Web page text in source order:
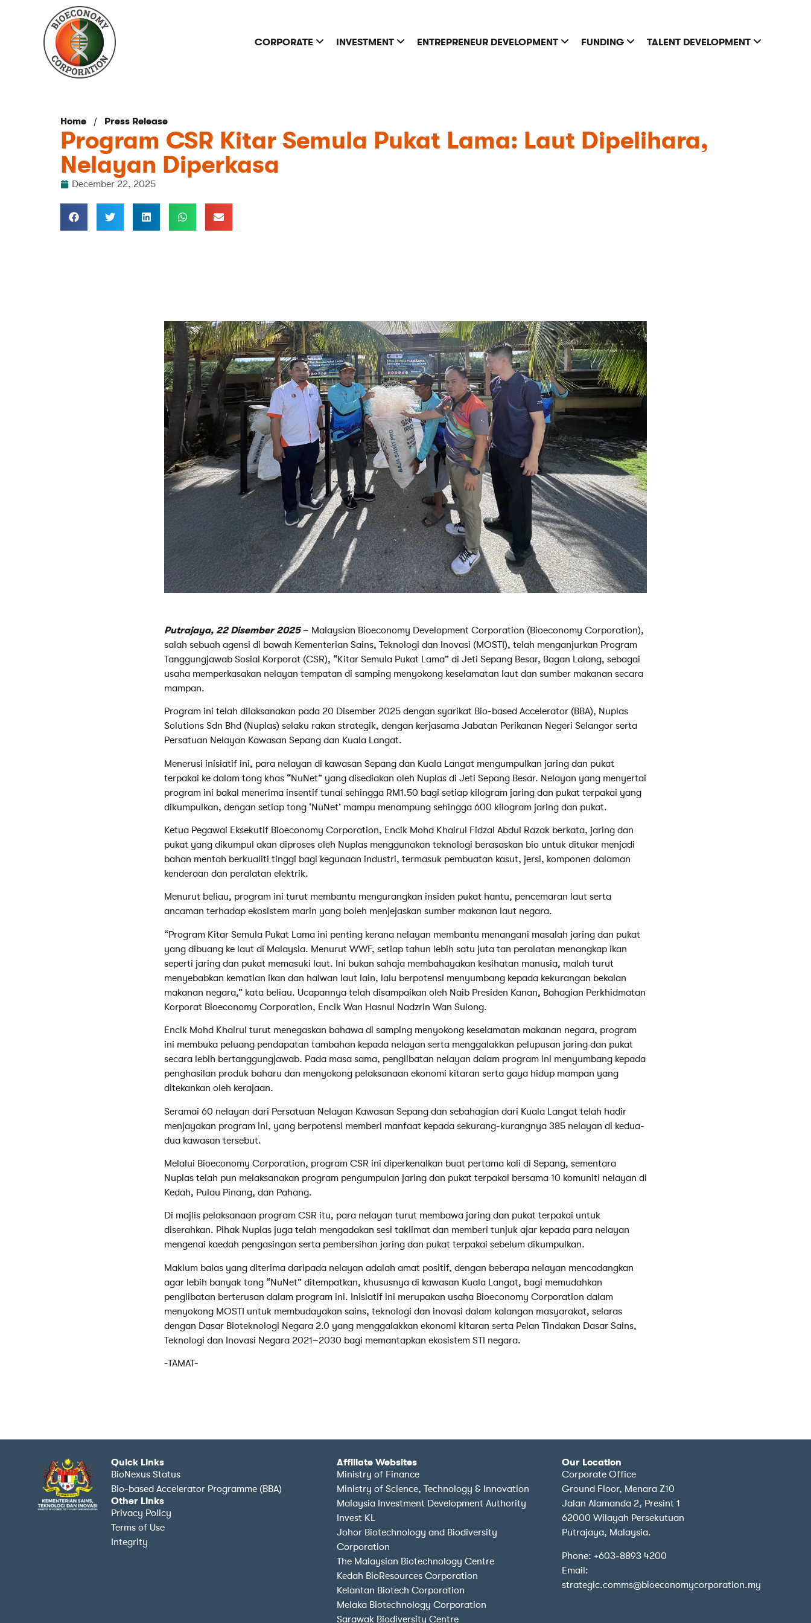
CORPORATE INVESTMENT ENTREPRENEUR DEVELOPMENT FUNDING TALENT DEVELOPMENT
Home / Press Release
Program CSR Kitar Semula Pukat Lama: Laut Dipelihara,
Nelayan Diperkasa
December 22, 2025
Putrajaya, 22 Disember 2025– Malaysian Bioeconomy Development Corporation (Bioeconomy Corporation),
salah sebuah agensi di bawah Kementerian Sains, Teknologi dan Inovasi (MOSTI), telah menganjurkan Program
Tanggungjawab Sosial Korporat (CSR), “Kitar Semula Pukat Lama” di Jeti Sepang Besar, Bagan Lalang, sebagai
usaha memperkasakan nelayan tempatan di samping menyokong keselamatan laut dan sumber makanan secara
mampan.
Program ini telah dilaksanakan pada 20 Disember 2025 dengan syarikat Bio-based Accelerator (BBA), Nuplas
Solutions Sdn Bhd (Nuplas) selaku rakan strategik, dengan kerjasama Jabatan Perikanan Negeri Selangor serta
Persatuan Nelayan Kawasan Sepang dan Kuala Langat.
Menerusi inisiatif ini, para nelayan di kawasan Sepang dan Kuala Langat mengumpulkan jaring dan pukat
terpakai ke dalam tong khas “NuNet” yang disediakan oleh Nuplas di Jeti Sepang Besar. Nelayan yang menyertai
program ini bakal menerima insentif tunai sehingga RM1.50 bagi setiap kilogram jaring dan pukat terpakai yang
dikumpulkan, dengan setiap tong ‘NuNet’ mampu menampung sehingga 600 kilogram jaring dan pukat.
Ketua Pegawai Eksekutif Bioeconomy Corporation, Encik Mohd Khairul Fidzal Abdul Razak berkata, jaring dan
pukat yang dikumpul akan diproses oleh Nuplas menggunakan teknologi berasaskan bio untuk ditukar menjadi
bahan mentah berkualiti tinggi bagi kegunaan industri, termasuk pembuatan kasut, jersi, komponen dalaman
kenderaan dan peralatan elektrik.
Menurut beliau, program ini turut membantu mengurangkan insiden pukat hantu, pencemaran laut serta
ancaman terhadap ekosistem marin yang boleh menjejaskan sumber makanan laut negara.
“Program Kitar Semula Pukat Lama ini penting kerana nelayan membantu menangani masalah jaring dan pukat
yang dibuang ke laut di Malaysia. Menurut WWF, setiap tahun lebih satu juta tan peralatan menangkap ikan
seperti jaring dan pukat memasuki laut. Ini bukan sahaja membahayakan kesihatan manusia, malah turut
menyebabkan kematian ikan dan haiwan laut lain, lalu berpotensi menyumbang kepada kekurangan bekalan
makanan negara,” kata beliau. Ucapannya telah disampaikan oleh Naib Presiden Kanan, Bahagian Perkhidmatan
Korporat Bioeconomy Corporation, Encik Wan Hasnul Nadzrin Wan Sulong.
Encik Mohd Khairul turut menegaskan bahawa di samping menyokong keselamatan makanan negara, program
ini membuka peluang pendapatan tambahan kepada nelayan serta menggalakkan pelupusan jaring dan pukat
secara lebih bertanggungjawab. Pada masa sama, penglibatan nelayan dalam program ini menyumbang kepada
penghasilan produk baharu dan menyokong pelaksanaan ekonomi kitaran serta gaya hidup mampan yang
ditekankan oleh kerajaan.
Seramai 60 nelayan dari Persatuan Nelayan Kawasan Sepang dan sebahagian dari Kuala Langat telah hadir
menjayakan program ini, yang berpotensi memberi manfaat kepada sekurang-kurangnya 385 nelayan di kedua-
dua kawasan tersebut.
Melalui Bioeconomy Corporation, program CSR ini diperkenalkan buat pertama kali di Sepang, sementara
Nuplas telah pun melaksanakan program pengumpulan jaring dan pukat terpakai bersama 10 komuniti nelayan di
Kedah, Pulau Pinang, dan Pahang.
Di majlis pelaksanaan program CSR itu, para nelayan turut membawa jaring dan pukat terpakai untuk
diserahkan. Pihak Nuplas juga telah mengadakan sesi taklimat dan memberi tunjuk ajar kepada para nelayan
mengenai kaedah pengasingan serta pembersihan jaring dan pukat terpakai sebelum dikumpulkan.
Maklum balas yang diterima daripada nelayan adalah amat positif, dengan beberapa nelayan mencadangkan
agar lebih banyak tong “NuNet” ditempatkan, khususnya di kawasan Kuala Langat, bagi memudahkan
penglibatan berterusan dalam program ini. Inisiatif ini merupakan usaha Bioeconomy Corporation dalam
menyokong MOSTI untuk membudayakan sains, teknologi dan inovasi dalam kalangan masyarakat, selaras
dengan Dasar Bioteknologi Negara 2.0 yang menggalakkan ekonomi kitaran serta Pelan Tindakan Dasar Sains,
Teknologi dan Inovasi Negara 2021–2030 bagi memantapkan ekosistem STI negara.
-TAMAT-
Quick Links
BioNexus Status
Bio-based Accelerator Programme (BBA)
Other Links
Privacy Policy
Terms of Use
Integrity
Affiliate Websites
Ministry of Finance
Ministry of Science, Technology & Innovation
Malaysia Investment Development Authority
Invest KL
Johor Biotechnology and Biodiversity
Corporation
The Malaysian Biotechnology Centre
Kedah BioResources Corporation
Kelantan Biotech Corporation
Melaka Biotechnology Corporation
Sarawak Biodiversity Centre
Our Location
Corporate Office
Ground Floor, Menara Z10
Jalan Alamanda 2, Presint 1
62000 Wilayah Persekutuan
Putrajaya, Malaysia.
Phone: +603-8893 4200
Email:
strategic.comms@bioeconomycorporation.my